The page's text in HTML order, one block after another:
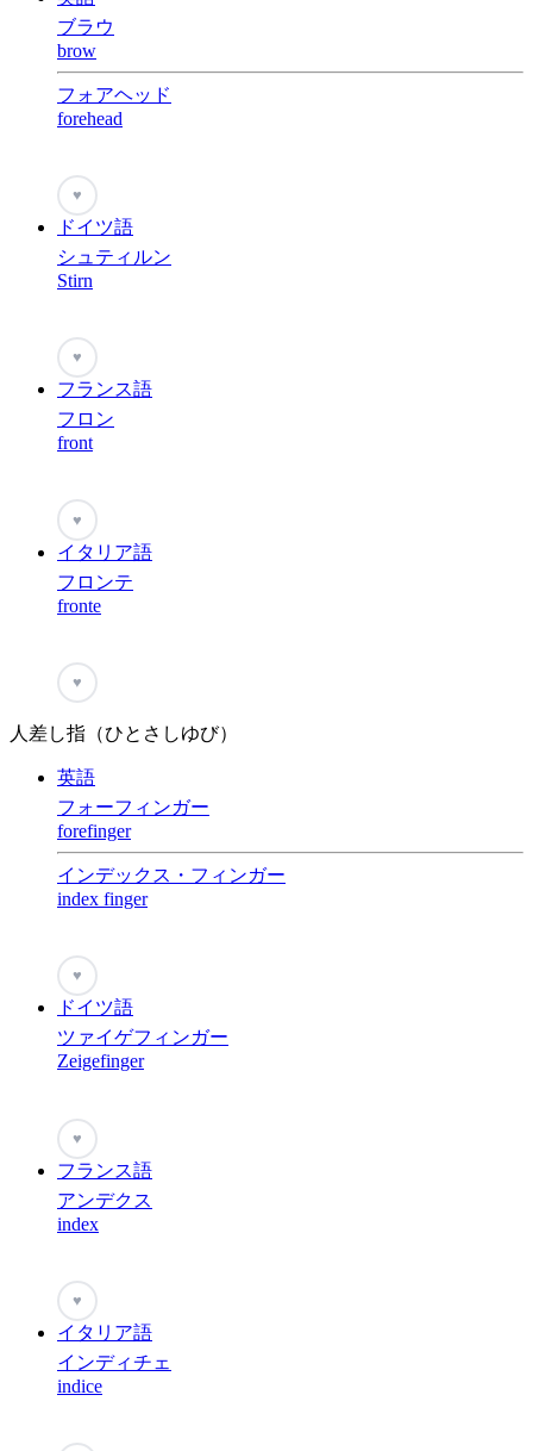
ブラウ
brow
フォアヘッド
forehead
♥
ドイツ語
シュティルン
Stirn
♥
フランス語
フロン
front
♥
イタリア語
フロンテ
fronte
♥
人差し指（ひとさしゆび）
英語
フォーフィンガー
forefinger
インデックス・フィンガー
index finger
♥
ドイツ語
ツァイゲフィンガー
Zeigefinger
♥
フランス語
アンデクス
index
♥
イタリア語
インディチェ
indice